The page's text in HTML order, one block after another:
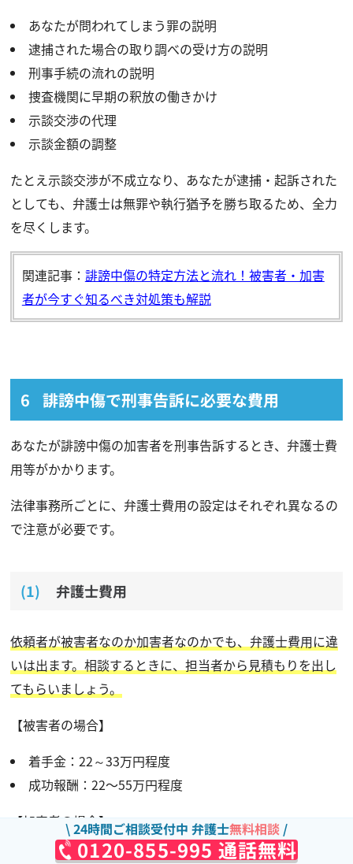
あなたが問われてしまう罪の説明
逮捕された場合の取り調べの受け方の説明
刑事手続の流れの説明
捜査機関に早期の釈放の働きかけ
示談交渉の代理
示談金額の調整
たとえ示談交渉が不成立なり、あなたが逮捕・起訴された
としても、弁護士は無罪や執行猶予を勝ち取るため、全力
を尽くします。
関連記事： 誹謗中傷の特定方法と流れ！被害者・加害
者が今すぐ知るべき対処策も解説
誹謗中傷で刑事告訴に必要な費用
あなたが誹謗中傷の加害者を刑事告訴するとき、弁護士費
用等がかかります。
法律事務所ごとに、弁護士費用の設定はそれぞれ異なるの
で注意が必要です。
弁護士費用
依頼者が被害者なのか加害者なのかでも、弁護士費用に違
いは出ます。相談するときに、担当者から見積もりを出し
てもらいましょう。
【被害者の場合】
着手金：22～33万円程度
成功報酬：22〜55万円程度
【加害者の場合】
(1)着手金
24時間ご相談受付中 弁護士無料相談
0120-855-995 通話無料